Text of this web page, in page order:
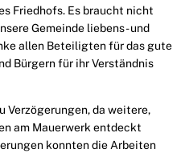
Friedhofs. Es braucht nicht
Gemeinde liebens- und
allen Beteiligten für das gute
Bürgern für ihr Verständnis
Verzögerungen, da weitere,
am Mauerwerk entdeckt
konnten die Arbeiten